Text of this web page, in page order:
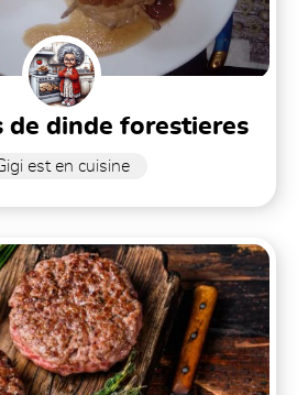
de dinde forestieres
est en cuisine